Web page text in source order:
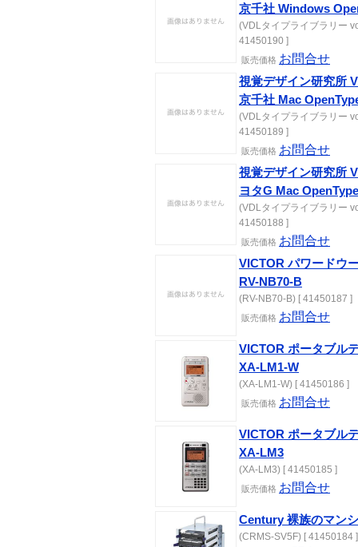
京千社 Windows
(VDLタイプライブラリー
41450190 ]
販売価格 お問合せ
視覚デザイン研究所
京千社 Mac
(VDLタイプライブラリー
41450189 ]
販売価格 お問合せ
視覚デザイン研究所
ヨタG Mac OpenType
(VDLタイプライブラリー
41450188 ]
販売価格 お問合せ
VICTOR パワードウ
RV-NB70-B
(RV-NB70-B) [ 41450187 ]
販売価格 お問合せ
VICTOR ポータブル
XA-LM1-W
(XA-LM1-W) [ 41450186 ]
販売価格 お問合せ
VICTOR ポータブル
XA-LM3
(XA-LM3) [ 41450185 ]
販売価格 お問合せ
Century 裸族のマン
(CRMS-SV5F) [ 41450184 ]